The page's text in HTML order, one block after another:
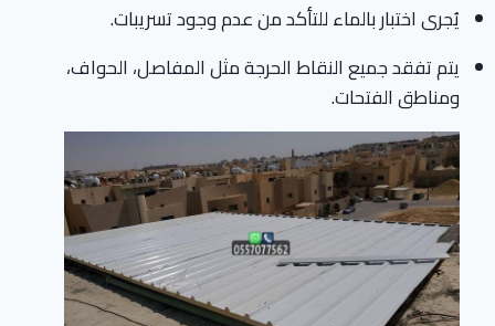
يُجرى اختبار بالماء للتأكد من عدم وجود تسريبات.
يتم تفقد جميع النقاط الحرجة مثل المفاصل، الحواف،
ومناطق الفتحات.